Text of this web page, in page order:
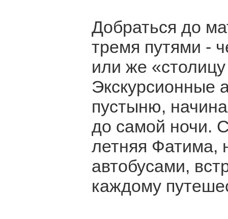
Добраться до
тремя путями -
или же
Экскурсионные
пустыню,
до самой ночи.
летняя Фатима,
автобусами,
каждому